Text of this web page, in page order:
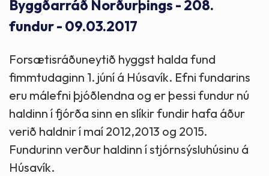
Byggðarráð Norðurþings - 208.
fundur - 09.03.2017
Forsætisráðuneytið hyggst halda fund
fimmtudaginn 1. júní á Húsavík. Efni fundarins
eru málefni þjóðlendna og er þessi fundur nú
haldinn í fjórða sinn en slíkir fundir hafa áður
verið haldnir í maí 2012,2013 og 2015.
Fundurinn verður haldinn í stjórnsýsluhúsinu á
Húsavík.